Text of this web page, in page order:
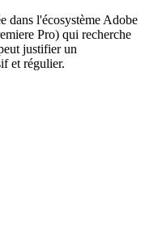
dans l'écosystème Adobe
Pro) qui recherche
justifier un
et régulier.